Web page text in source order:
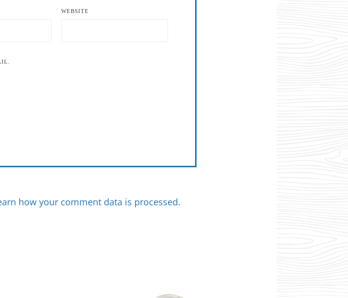
WEBSITE
how your comment data is processed.